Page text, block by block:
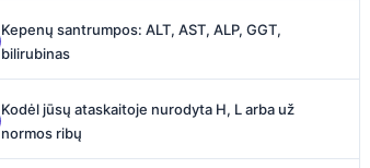
Kepenų santrumpos: ALT, AST, ALP, GGT,
bilirubinas
Kodėl jūsų ataskaitoje nurodyta H, L arba už
normos ribų